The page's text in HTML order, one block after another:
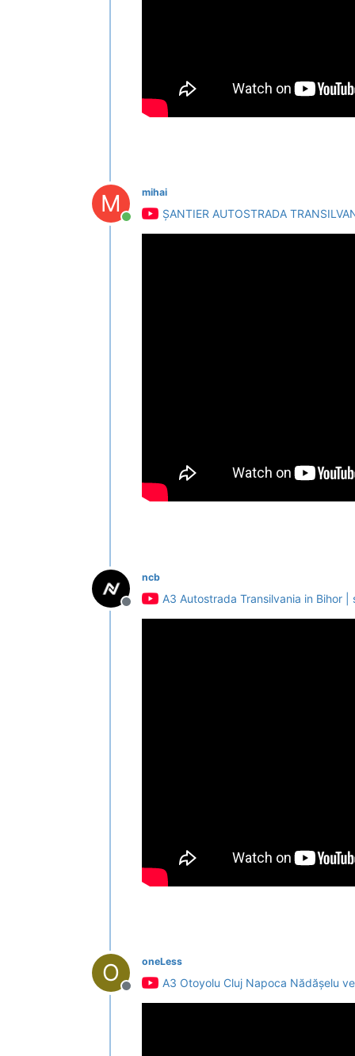
M
Conectat
mihai
ȘANTIER AUTOSTRADA
Deconectat
ncb
A3 Autostrada Transilvania in Bihor
O
Deconectat
oneLess
A3 Otoyolu Cluj Napoca Nădășelu